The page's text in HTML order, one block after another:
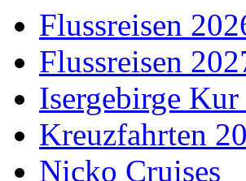
Flussreisen
Flussreisen
Isergebirge
Kreuzfahrten
Nicko Cruises